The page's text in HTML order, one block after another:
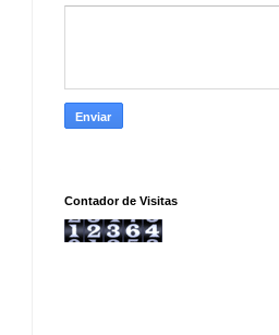
Contador de Visitas